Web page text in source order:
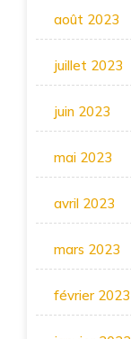
août 2023
juillet 2023
juin 2023
mai 2023
avril 2023
mars 2023
février 2023